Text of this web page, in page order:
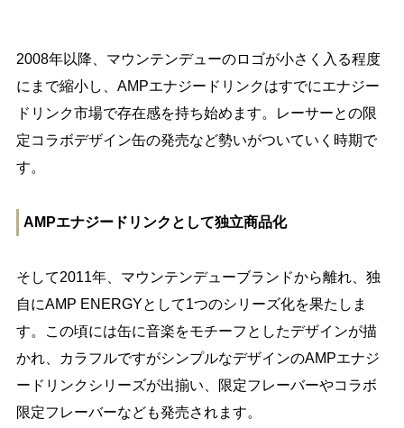
2008年以降、マウンテンデューのロゴが小さく入る程度
にまで縮小し、AMPエナジードリンクはすでにエナジー
ドリンク市場で存在感を持ち始めます。レーサーとの限
定コラボデザイン缶の発売など勢いがついていく時期で
す。
AMPエナジードリンクとして独立商品化
そして2011年、マウンテンデューブランドから離れ、独
自にAMP ENERGYとして1つのシリーズ化を果たしま
す。この頃には缶に音楽をモチーフとしたデザインが描
かれ、カラフルですがシンプルなデザインのAMPエナジ
ードリンクシリーズが出揃い、限定フレーバーやコラボ
限定フレーバーなども発売されます。